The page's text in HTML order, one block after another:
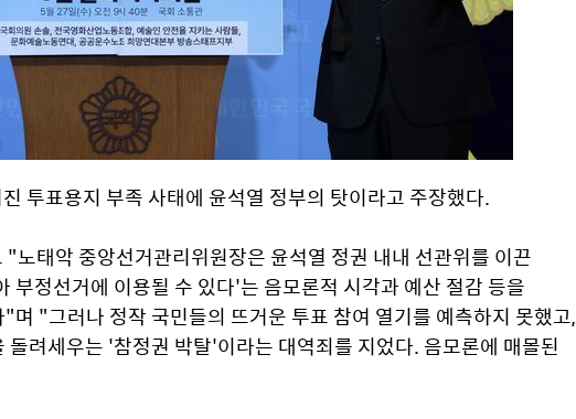
투표용지 부족 사태에 윤석열 정부의 탓이라고 주장했다.
노태악 중앙선거관리위원장은 윤석열 정권 내내 선관위를 이끈
부정선거에 이용될 수 있다'는 음모론적 시각과 예산 절감 등을
며 "그러나 정작 국민들의 뜨거운 투표 참여 열기를 예측하지 못했고,
려세우는 '참정권 박탈'이라는 대역죄를 지었다. 음모론에 매몰된